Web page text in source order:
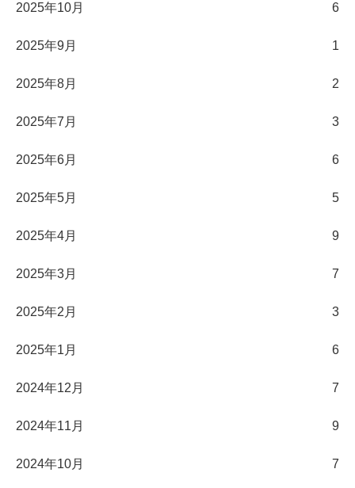
2025年10月 6
2025年9月 1
2025年8月 2
2025年7月 3
2025年6月 6
2025年5月 5
2025年4月 9
2025年3月 7
2025年2月 3
2025年1月 6
2024年12月 7
2024年11月 9
2024年10月 7